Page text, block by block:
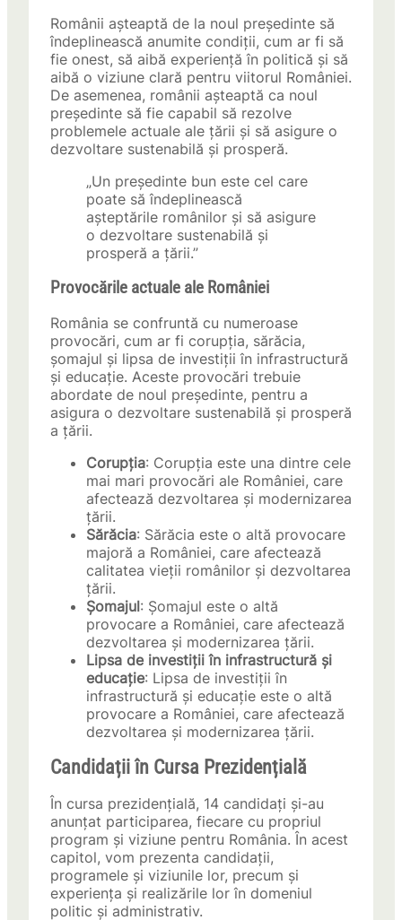
Românii așteaptă de la noul președinte să
îndeplinească anumite condiții, cum ar fi să
fie onest, să aibă experiență în politică și să
aibă o viziune clară pentru viitorul României.
De asemenea, românii așteaptă ca noul
președinte să fie capabil să rezolve
problemele actuale ale țării și să asigure o
dezvoltare sustenabilă și prosperă.
„Un președinte bun este cel care
poate să îndeplinească
așteptările românilor și să asigure
o dezvoltare sustenabilă și
prosperă a țării.”
Provocările actuale ale României
România se confruntă cu numeroase
provocări, cum ar fi corupția, sărăcia,
șomajul și lipsa de investiții în infrastructură
și educație. Aceste provocări trebuie
abordate de noul președinte, pentru a
asigura o dezvoltare sustenabilă și prosperă
a țării.
Corupția: Corupția este una dintre cele
mai mari provocări ale României, care
afectează dezvoltarea și modernizarea
țării.
Sărăcia: Sărăcia este o altă provocare
majoră a României, care afectează
calitatea vieții românilor și dezvoltarea
țării.
Șomajul: Șomajul este o altă
provocare a României, care afectează
dezvoltarea și modernizarea țării.
Lipsa de investiții în infrastructură și
educație: Lipsa de investiții în
infrastructură și educație este o altă
provocare a României, care afectează
dezvoltarea și modernizarea țării.
Candidații în Cursa Prezidențială
În cursa prezidențială, 14 candidați și-au
anunțat participarea, fiecare cu propriul
program și viziune pentru România. În acest
capitol, vom prezenta candidații,
programele și viziunile lor, precum și
experiența și realizările lor în domeniul
politic și administrativ.